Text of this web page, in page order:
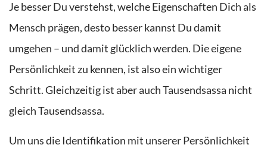
Je besser Du verstehst, welche Eigenschaften Dich als
Mensch prägen, desto besser kannst Du damit
umgehen – und damit glücklich werden. Die eigene
Persönlichkeit zu kennen, ist also ein wichtiger
Schritt. Gleichzeitig ist aber auch Tausendsassa nicht
gleich Tausendsassa.
Um uns die Identifikation mit unserer Persönlichkeit